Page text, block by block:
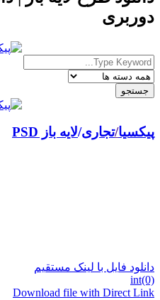
دوربری
پیکسیا/ لایه باز PSD تجاری
دانلود فایل با لینک مستقیم
int(0)
Download file with Direct Link